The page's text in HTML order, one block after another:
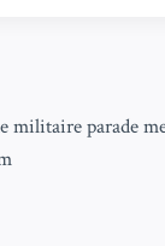
militaire parade